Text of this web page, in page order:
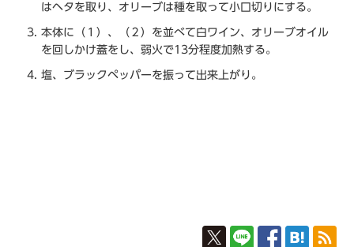
はヘタを取り、オリーブは種を取って小口切りにする。
本体に（１）、（２）を並べて白ワイン、オリーブオイル
を回しかけ蓋をし、弱火で13分程度加熱する。
塩、ブラックペッパーを振って出来上がり。